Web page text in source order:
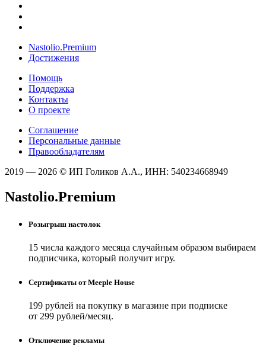
Nastolio.Premium
Достижения
Помощь
Поддержка
Контакты
О проекте
Соглашение
Персональные данные
Правообладателям
2019 — 2026 © ИП Голиков А.А., ИНН: 540234668949
Nastolio.Premium
Розыгрыш настолок
15 числа каждого месяца случайным образом выбираем
подписчика, который получит игру.
Сертификаты от Meeple House
199 рублей на покупку в магазине при подписке
от 299 рублей/месяц.
Отключение рекламы